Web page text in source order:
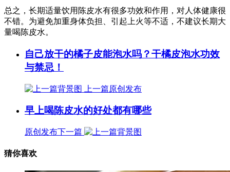
总之，长期适量饮用陈皮水有很多功效和作用，对人体健康很
不错。为避免加重身体负担、引起上火等不适，不建议长期大
量喝陈皮水。
自己放干的橘子皮能泡水吗？干橘皮泡水功效
与禁忌！
上一篇原创发布
早上喝陈皮水的好处都有哪些
原创发布下一篇
猜你喜欢